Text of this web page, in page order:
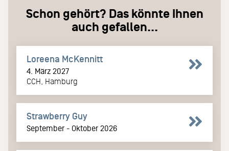
Schon gehört? Das könnte Ihnen
auch gefallen...
Loreena McKennitt
4. März 2027
CCH, Hamburg
Strawberry Guy
September - Oktober 2026